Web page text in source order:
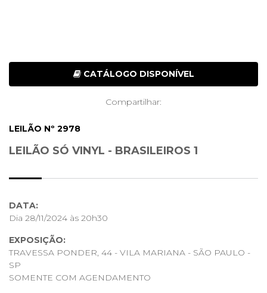
CATÁLOGO DISPONÍVEL
Compartilhar:
LEILÃO Nº 2978
LEILÃO SÓ VINYL - BRASILEIROS 1
DATA:
Dia 28/11/2024 às 20h30
EXPOSIÇÃO:
TRAVESSA PONDER, 44 - VILA MARIANA - SÃO PAULO -
SP
SOMENTE COM AGENDAMENTO